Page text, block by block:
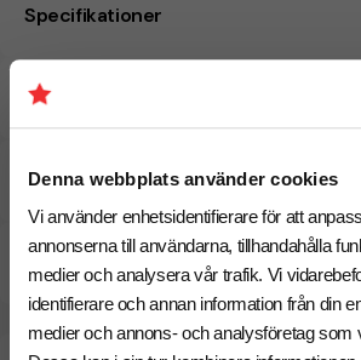
Denna webbplats använder cookies
Vi använder enhetsidentifierare för att
annonserna till användarna, tillhandahålla
medier och analysera vår trafik. Vi
identifierare och annan information från din
medier och annons- och analysföretag som
Specifikationer
Tryckmetoder
Pristabell
CO₂e -avtryck